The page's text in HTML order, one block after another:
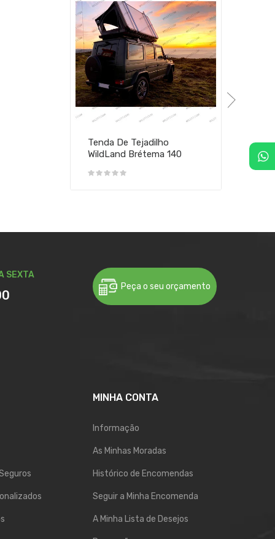
Tenda De Tejadilho
WildLand Brétema 140
SEXTA
Peça o seu orçamento
MINHA CONTA
Informação
As Minhas Moradas
Histórico de Encomendas
Seguir a Minha Encomenda
A Minha Lista de Desejos